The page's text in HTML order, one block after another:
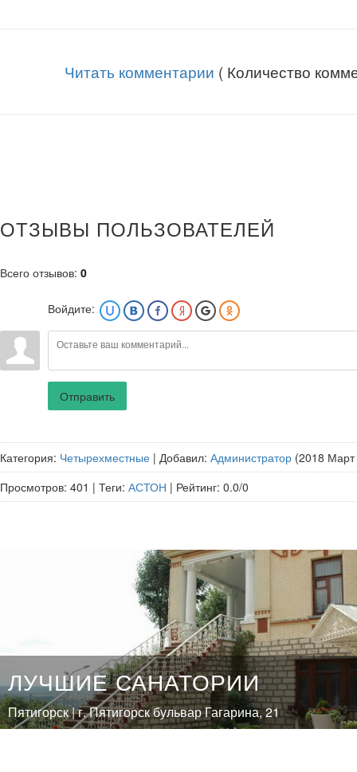
Читать комментарии ( Количество
ОТЗЫВЫ ПОЛЬЗОВАТЕЛЕЙ
Всего отзывов: 0
Войдите:
Отправить
Категория: Четырехместные | Добавил: Администратор (2018
Просмотров: 401 | Теги: АСТОН | Рейтинг: 0.0/0
ЛУЧШИЕ САНАТОРИИ
Пятигорск | г. Пятигорск бульвар Гагарина, 21